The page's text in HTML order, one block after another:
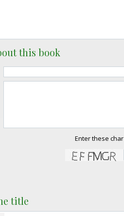
this book
Enter these
title